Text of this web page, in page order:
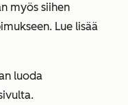
myös siihen
Lue lisää
luoda